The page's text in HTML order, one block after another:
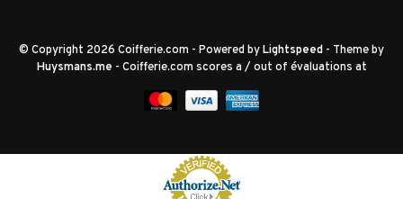
© Copyright 2026 Coifferie.com - Powered byLightspeed - Theme by
Huysmans.me - Coifferie.com scores a / out of évaluations at